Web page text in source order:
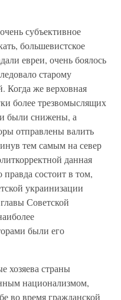
субъективное
большевистское
евреи, очень боялось
старому
Когда же верховная
более трезвомыслящих
были снижены, а
отправлены валить
тем самым на север
данная
правда состоит в том,
украинизации
Советской
были его
хозяева страны
национализмом,
во время гражданской